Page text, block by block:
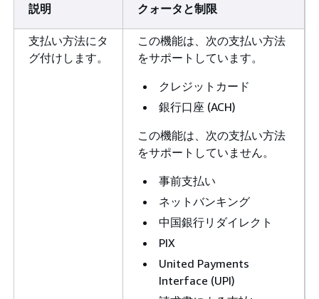
説明 クォータと制限
支払い方法にタ
グ付けします。
この機能は、次の支払い方法
をサポートしています。
クレジットカード
銀行口座 (ACH)
この機能は、次の支払い方法
をサポートしていません。
事前支払い
ネットバンキング
中国銀行リダイレクト
PIX
United Payments
Interface (UPI)